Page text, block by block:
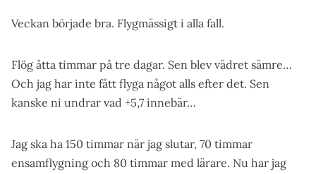
Veckan började bra. Flygmässigt i alla fall.
Flög åtta timmar på tre dagar. Sen blev vädret sämre…
Och jag har inte fått flyga något alls efter det. Sen
kanske ni undrar vad +5,7 innebär…
Jag ska ha 150 timmar när jag slutar, 70 timmar
ensamflygning och 80 timmar med lärare. Nu har jag